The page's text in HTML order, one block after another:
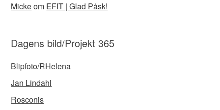
Mickeom EFIT | Glad Påsk!
Dagens bild/Projekt 365
Blipfoto/RHelena
Jan Lindahl
Rosconis